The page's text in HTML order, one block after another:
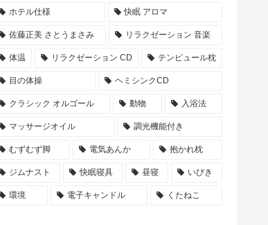
ホテル仕様 快眠 アロマ
佐藤正美 さとうまさみ リラクゼーション 音楽
体温 リラクゼーション CD テンピュール枕
目の体操 ヘミシンクCD
クラシック オルゴール 動物 入浴法
マッサージオイル 調光機能付き
むずむず脚 電気あんか 抱かれ枕
ジムナスト 快眠寝具 昼寝 いびき
環境 電子キャンドル くたねこ